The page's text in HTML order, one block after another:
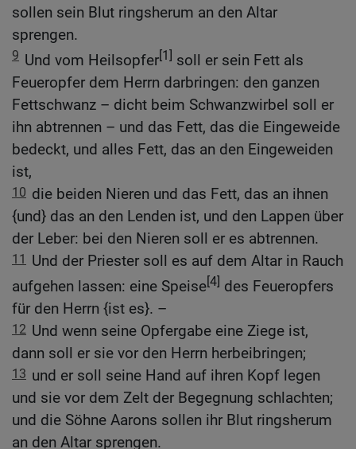
sollen sein Blut ringsherum an den Altar
sprengen.
9 Und vom Heilsopfer[1] soll er sein Fett als
Feueropfer dem Herrn darbringen: den ganzen
Fettschwanz – dicht beim Schwanzwirbel soll er
ihn abtrennen – und das Fett, das die Eingeweide
bedeckt, und alles Fett, das an den Eingeweiden
ist,
10 die beiden Nieren und das Fett, das an ihnen
{und} das an den Lenden ist, und den Lappen über
der Leber: bei den Nieren soll er es abtrennen.
11 Und der Priester soll es auf dem Altar in Rauch
aufgehen lassen: eine Speise[4] des Feueropfers
für den Herrn {ist es}. –
12 Und wenn seine Opfergabe eine Ziege ist,
dann soll er sie vor den Herrn herbeibringen;
13 und er soll seine Hand auf ihren Kopf legen
und sie vor dem Zelt der Begegnung schlachten;
und die Söhne Aarons sollen ihr Blut ringsherum
an den Altar sprengen.